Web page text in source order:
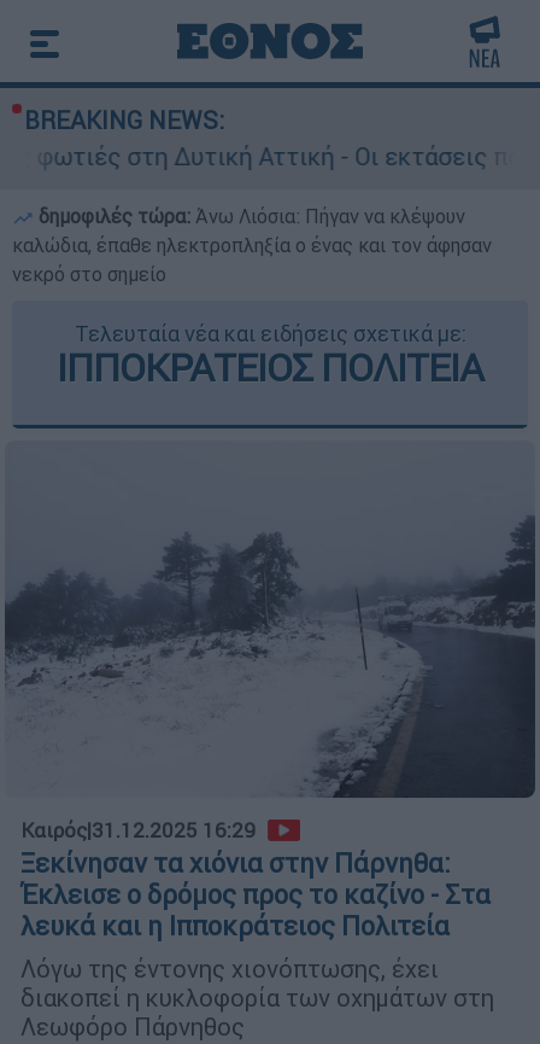
BREAKING NEWS:
Αττική - Οι εκτάσεις που κάηκαν και η
δημοφιλές τώρα: Άνω Λιόσια: Πήγαν να κλέψουν
καλώδια, έπαθε ηλεκτροπληξία ο ένας και τον άφησαν
νεκρό στο σημείο
Τελευταία νέα και ειδήσεις σχετικά με:
ΙΠΠΟΚΡΑΤΕΙΟΣ ΠΟΛΙΤΕΙΑ
Καιρός|31.12.2025 16:29
Ξεκίνησαν τα χιόνια στην Πάρνηθα:
Έκλεισε ο δρόμος προς το καζίνο - Στα
λευκά και η Ιπποκράτειος Πολιτεία
Λόγω της έντονης χιονόπτωσης, έχει
διακοπεί η κυκλοφορία των οχημάτων στη
Λεωφόρο Πάρνηθος